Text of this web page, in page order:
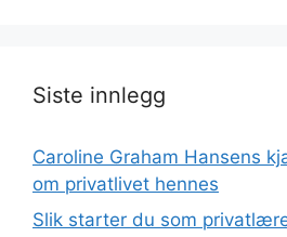
Siste innlegg
Caroline Graham Hansens
om privatlivet hennes
Slik starter du som